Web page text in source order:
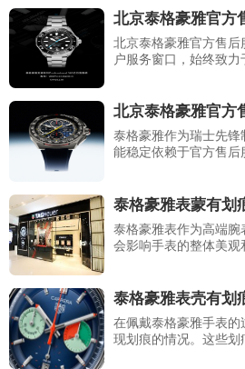
北京泰格豪雅官方
北京泰格豪雅官方售
户服务窗口，始终致力
北京泰格豪雅官方
泰格豪雅作为瑞士先
能稳定依赖于官方售后
泰格豪雅表蒙有划
泰格豪雅表作为高端
会影响手表的整体美观
泰格豪雅表壳有划
在佩戴泰格豪雅手表的
现划痕的情况。这些划